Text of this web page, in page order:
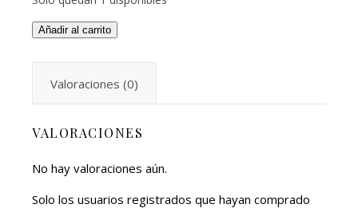
Añadir al carrito
Valoraciones (0)
VALORACIONES
No hay valoraciones aún.
Solo los usuarios registrados que hayan comprado